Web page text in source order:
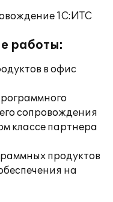
1С:ИТС
работы:
в офис
сопровождения
классе партнера
продуктов
на